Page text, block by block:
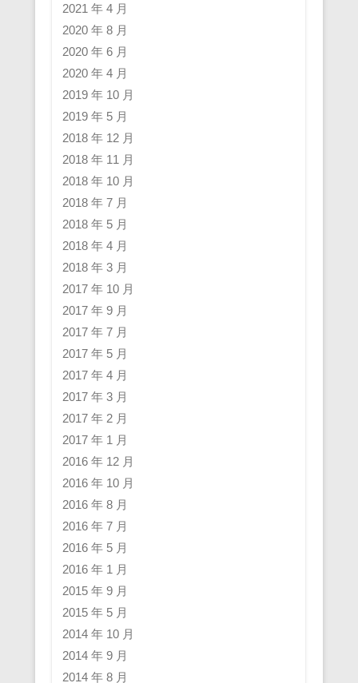
2021 年 4 月
2020 年 8 月
2020 年 6 月
2020 年 4 月
2019 年 10 月
2019 年 5 月
2018 年 12 月
2018 年 11 月
2018 年 10 月
2018 年 7 月
2018 年 5 月
2018 年 4 月
2018 年 3 月
2017 年 10 月
2017 年 9 月
2017 年 7 月
2017 年 5 月
2017 年 4 月
2017 年 3 月
2017 年 2 月
2017 年 1 月
2016 年 12 月
2016 年 10 月
2016 年 8 月
2016 年 7 月
2016 年 5 月
2016 年 1 月
2015 年 9 月
2015 年 5 月
2014 年 10 月
2014 年 9 月
2014 年 8 月